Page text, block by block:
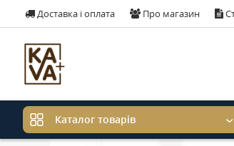
Доставка і оплата Про магазин
Каталог товарів